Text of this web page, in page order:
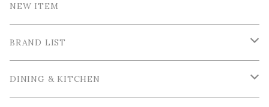
NEW ITEM
BRAND LIST
La Ceramica / ラ・セラミカ
DINING & KITCHEN